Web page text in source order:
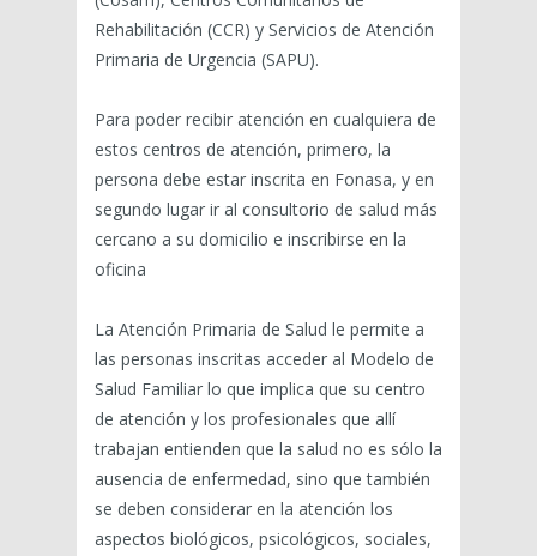
Rehabilitación (CCR) y Servicios de Atención
Primaria de Urgencia (SAPU).
Para poder recibir atención en cualquiera de
estos centros de atención, primero, la
persona debe estar inscrita en Fonasa, y en
segundo lugar ir al consultorio de salud más
cercano a su domicilio e inscribirse en la
oficina
La Atención Primaria de Salud le permite a
las personas inscritas acceder al Modelo de
Salud Familiar lo que implica que su centro
de atención y los profesionales que allí
trabajan entienden que la salud no es sólo la
ausencia de enfermedad, sino que también
se deben considerar en la atención los
aspectos biológicos, psicológicos, sociales,